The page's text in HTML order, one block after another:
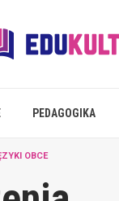
PEDAGOGIKA
OBCE